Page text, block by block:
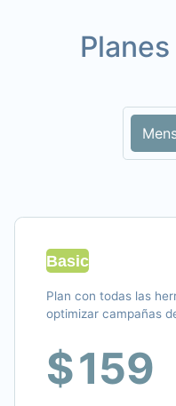
Basic
Plan con todas las
optimizar campañas
$159